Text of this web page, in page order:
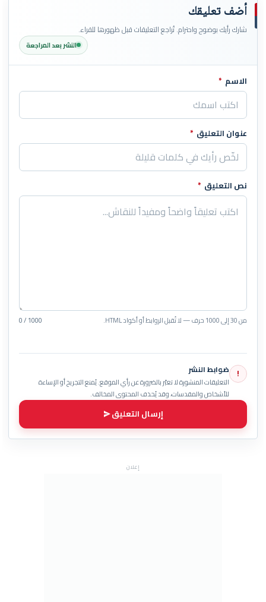
أضف تعليقك
شارك رأيك بوضوح واحترام. تُراجع التعليقات قبل ظهورها للقراء.
النشر بعد المراجعة
اترك هذا الحقل فارغاً
الاسم *
عنوان التعليق *
نص التعليق *
من 30 إلى 1000 حرف — لا تُقبل الروابط أو أكواد HTML. 0 / 1000
! ضوابط النشر
التعليقات المنشورة لا تعبّر بالضرورة عن رأي الموقع. يُمنع التجريح أو الإساءة
للأشخاص والمقدسات، وقد يُحذف المحتوى المخالف.
إرسال التعليق
إعلان